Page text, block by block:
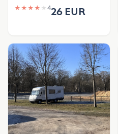
★ ★ ★ ★ ★ 426 EUR